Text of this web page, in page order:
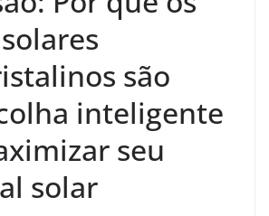
são
inteligente
seu
solar